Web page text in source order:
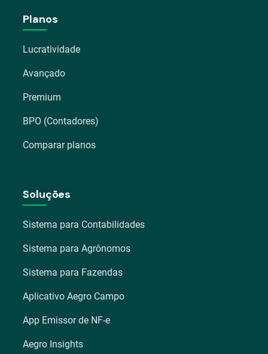
Planos
Lucratividade
Avançado
Premium
BPO (Contadores)
Comparar planos
Soluções
Sistema para Contabilidades
Sistema para Agrônomos
Sistema para Fazendas
Aplicativo Aegro Campo
App Emissor de NF-e
Aegro Insights